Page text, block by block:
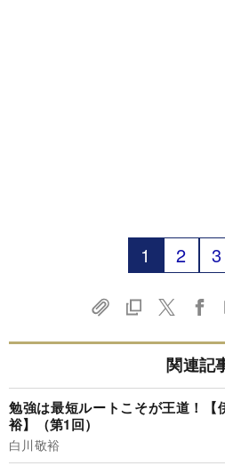
1 2 3
関連記
勉強は最短ルートこそが王道！【
裕】（第1回）
白川敬裕